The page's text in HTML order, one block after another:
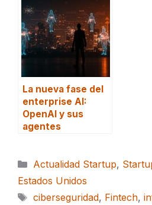
La nueva fase del
enterprise AI:
OpenAI y sus
agentes
Categorías
Actualidad Startup,
Estados Unidos
Etiquetas
ciberseguridad, Fintech,